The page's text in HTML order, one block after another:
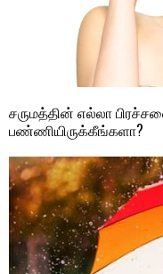
சருமத்தின் எல்லா
பண்ணியிருக்கீங்களா?